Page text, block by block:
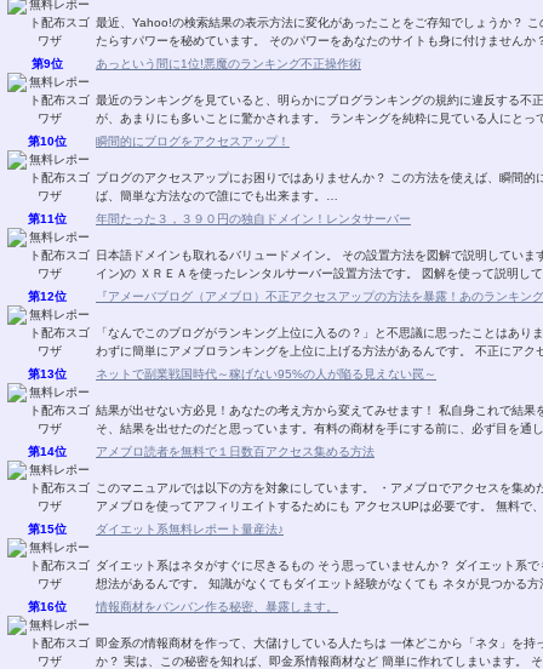
最近、Yahoo!の検索結果の表示方法に変化があったことをご存知でしょうか？ この変化は、ユーザーのクリック誘導に大きな変化をも
第9位 あっという間に1位!悪魔のランキング不正操作術
最近のランキングを見ていると、明らかにブログランキングの規約に違反する不
が、あまりにも多いことに驚かされます。 ランキングを
第10位
瞬間的にブログをアクセスアップ！
ブログのアクセスアップにお困りではありませんか？ この方法を使えば、瞬間的にアクセスがあがります！ 一度、手順を覚えてしまえ
ば、簡単な方法なので誰にでも出来ます。…
第11位
年間たった３，３９０円の独自ドメイン！レンタサーバー
日本語ドメインも取れるバリュードメイン。 その設置方法を図解で説明しています。 ＶＡＬＵＥ－ＤＯＭＡＩＮ．ＣＯＭ(バリュ
イン)の ＸＲＥＡを使ったレンタルサーバー設置
第12位
『アメーバブログ（アメブロ）不正アクセスアップの方法を暴露！あのランキン
「なんでこのブログがランキング上位に入るの？」と不思議に思ったことはありませんか？ 実は、トラフィックエクスチ
わずに簡単にアメブロランキ
第13位
ネットで副業戦国時代～稼げない95%の人が陥る見えない罠～
結果が出せない方必見！あなたの考え方から変えてみせます！ 私自身これで結果を出し、このレポートの内容を自分の物にできたからこ
そ、結果を出せたのだと思っています。有料の商材を手にする前に、必ず目を通
第14位
アメブロ読者を無料で１日数百アクセス集める方法
このマニュアルでは以下の方を対象にしています。 ・アメブロでアクセスを集めたい。 ・集めたいけど、有料ツールは使いたくない。
アメブロを使ってアフィリエイトするためにも アク
第15位
ダイエット系無料レポート量産法♪
ダイエット系はネタがすぐに尽きるもの そう思っていませんか？ ダイエット系でも 無料レポートに書くネタが 次から次へと湧き出る発
想法があるんです。 知識がなくてもダイエット経験がなくても ネタが見つ
第16位
情報商材をバンバン作る秘密、暴露します。
即金系の情報商材を作って、大儲けしている人たちは 一体どこから「ネタ」を持ってきているのか？ その秘密を知りたくありません
か？ 実は、この秘密